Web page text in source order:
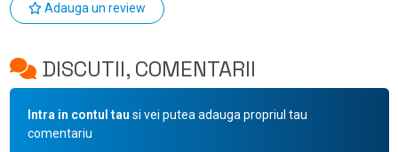
Adauga un review
DISCUTII, COMENTARII
Intra in contul tau si vei putea adauga propriul tau
comentariu